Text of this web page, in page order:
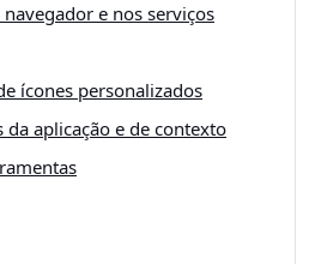
e nos serviços
ícones personalizados
da aplicação e de contexto